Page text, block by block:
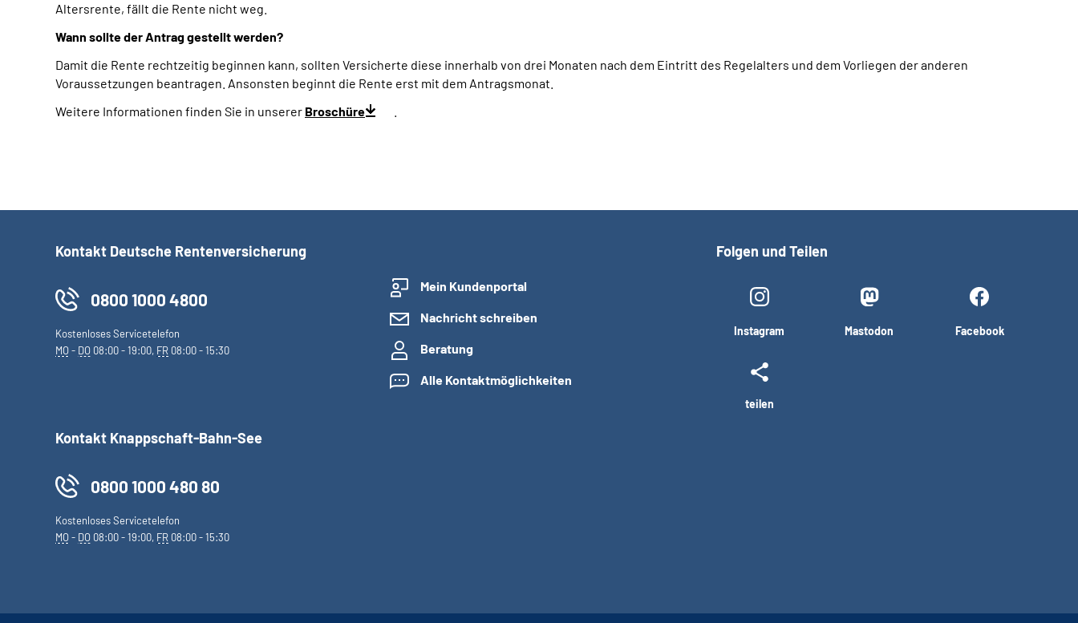
Altersrente, fällt die Rente nicht weg.
Wann sollte der Antrag gestellt werden?
Damit die Rente rechtzeitig beginnen kann, sollten Versicherte diese innerhalb von drei Monaten nach dem Eintritt des Regelalters und dem Vorliegen der anderen
Voraussetzungen beantragen. Ansonsten beginnt die Rente erst mit dem Antragsmonat.
Weitere Informationen finden Sie in unserer Broschüre
Kontakt Deutsche Rentenversicherung
0800 1000 4800
Kostenloses Servicetelefon
MO- DO 08:00 - 19:00, FR 08:00 - 15:30
Mein Kundenportal
Nachricht schreiben
Beratung
Alle Kontaktmöglichkeiten
Kontakt Knappschaft-Bahn-See
0800 1000 480 80
Kostenloses Servicetelefon
MO- DO 08:00 - 19:00, FR 08:00 - 15:30
Folgen und Teilen
Instagram Mastodon Facebook
teilen